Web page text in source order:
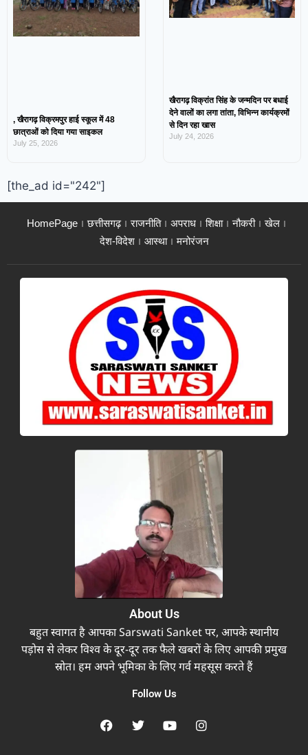
, खैरागढ़ विक्रमपुर हाई स्कूल में 48
छात्राओं को दिया गया साइकल
July 25, 2026
खैरागढ़ विक्रांत सिंह के जन्मदिन पर बधाई
देने वालों का लगा तांता, विभिन्न कार्यक्रमों
से दिन रहा खास
July 24, 2026
[the_ad id="242"]
HomePage छत्तीसगढ़ राजनीति अपराध शिक्षा नौकरी
खेल
देश-विदेश
आस्था मनोरंजन
About Us
बहुत स्वागत है आपका Sarswati Sanket पर, आपके स्थानीय
पड़ोस से लेकर विश्व के दूर-दूर तक फैले खबरों के लिए आपकी प्रमुख
स्रोत। हम अपने भूमिका के लिए गर्व महसूस करते हैं
Follow Us